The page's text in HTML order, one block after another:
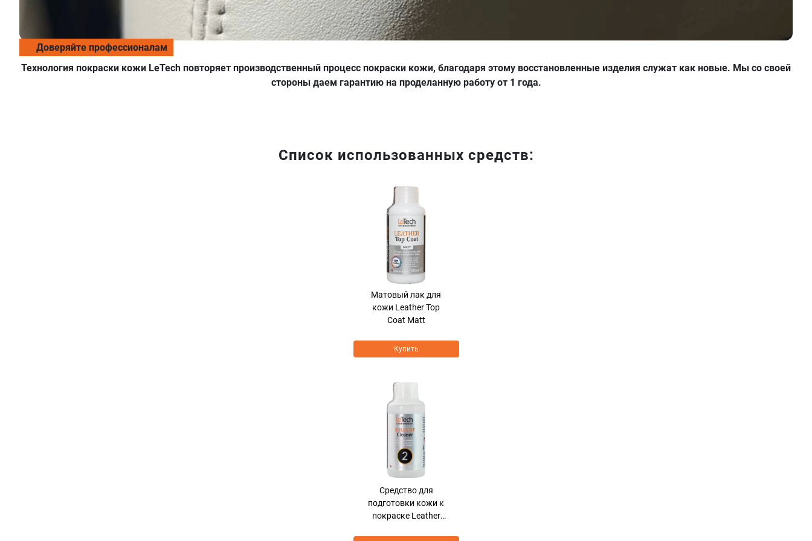
Доверяйте профессионалам
Технология покраски кожи LeTech повторяет производственный процесс покраски кожи, благодаря этому восстановленные изделия служат как новые. Мы со своей
стороны даем гарантию на проделанную работу от 1 года.
Список использованных средств:
Матовый лак для
кожи Leather Top
Coat Matt
Купить
Средcтво для
подготовки кожи к
покраске Leather